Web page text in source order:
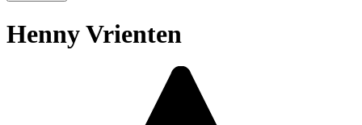
Henny Vrienten